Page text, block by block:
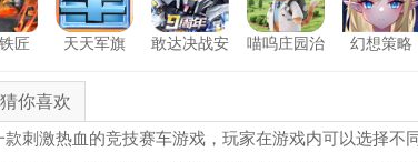
匠 天天军旗
敢达决战安
喵呜庄园治
幻想策略
猜你喜欢
刺激热血的竞技赛车游戏，玩家在游戏内可以选择不
2 侠盗猎车手罪恶都市重制版修改器 7932 12 兰